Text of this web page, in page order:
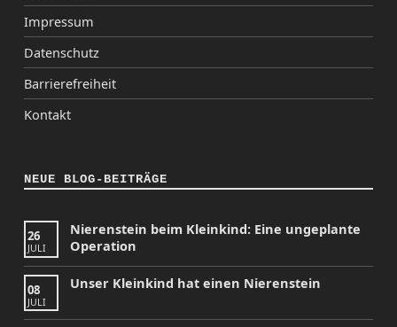
Impressum
Datenschutz
Barrierefreiheit
Kontakt
NEUE BLOG-BEITRÄGE
26
JULI
Nierenstein beim Kleinkind: Eine ungeplante
Operation
08
JULI
Unser Kleinkind hat einen Nierenstein